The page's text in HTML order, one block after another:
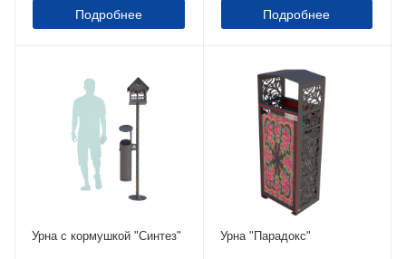
Подробнее Подробнее
Урна с кормушкой "Синтез" Урна "Парадокс"